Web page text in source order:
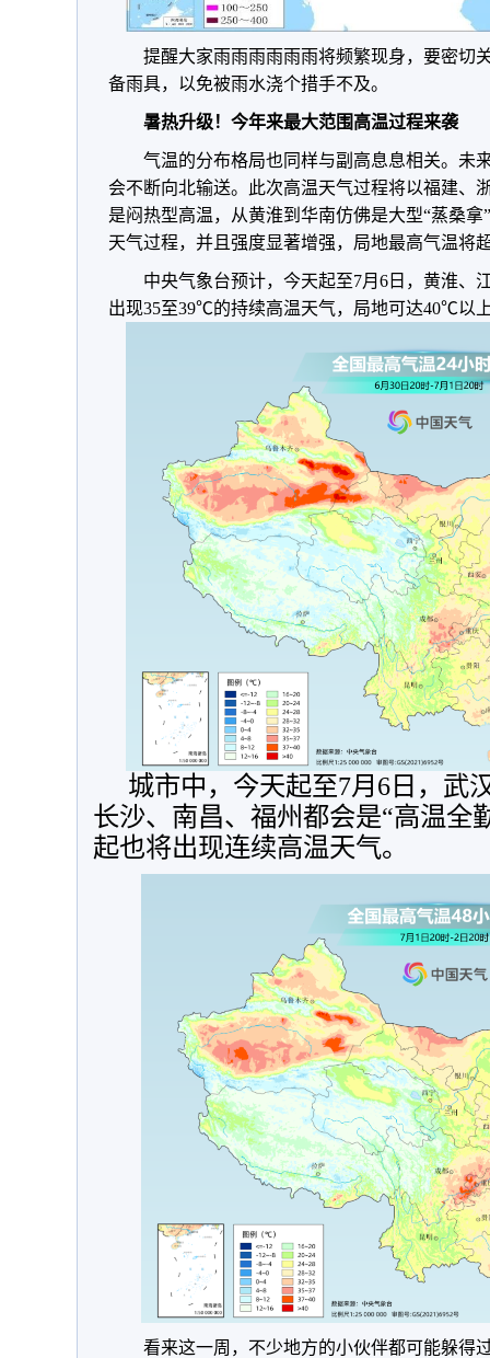
提醒大家雨雨雨雨雨雨将频繁现身，要密切
备雨具，以免被雨水浇个措手不及。
暑热升级！今年来最大范围高温过程来袭
气温的分布格局也同样与副高息息相关。未
会不断向北输送。此次高温天气过程将以福建、
是闷热型高温，从黄淮到华南仿佛是大型“蒸桑
天气过程，并且强度显著增强，局地最高气温将
中央气象台预计，今天起至7月6日，黄淮、
出现35至39℃的持续高温天气，局地可达40℃以
城市中，今天起至7月6日，武
长沙、南昌、福州都会是“高温全
起也将出现连续高温天气。
看来这一周，不少地方的小伙伴都可能躲得